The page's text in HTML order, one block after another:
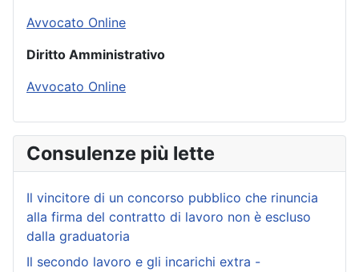
Avvocato Online
Diritto Amministrativo
Avvocato Online
Consulenze più lette
Il vincitore di un concorso pubblico che rinuncia
alla firma del contratto di lavoro non è escluso
dalla graduatoria
Il secondo lavoro e gli incarichi extra -